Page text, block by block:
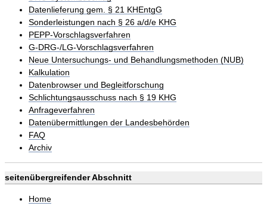
Datenlieferung gem. § 21 KHEntgG
Sonderleistungen nach § 26 a/d/e KHG
PEPP-Vorschlagsverfahren
G-DRG-/LG-Vorschlagsverfahren
Neue Untersuchungs- und Behandlungsmethoden (NUB)
Kalkulation
Datenbrowser und Begleitforschung
Schlichtungsausschuss nach § 19 KHG
Anfrageverfahren
Datenübermittlungen der Landesbehörden
FAQ
Archiv
seitenübergreifender Abschnitt
Home